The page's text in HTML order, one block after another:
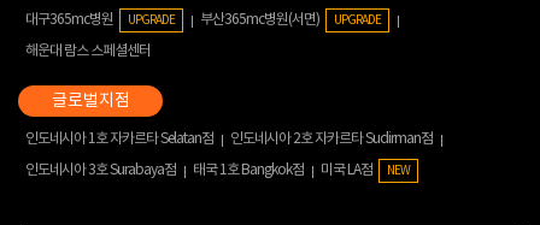
대구365mc병원 UPGRADE 부산365mc병원(서면) UPGRADE
해운대 람스 스페셜센터
인도네시아 1호 자카르타 Selatan점
인도네시아 2호 자카르타 Sudirman점
인도네시아 3호 Surabaya점
태국 1호 Bangkok점 미국 LA점 NEW